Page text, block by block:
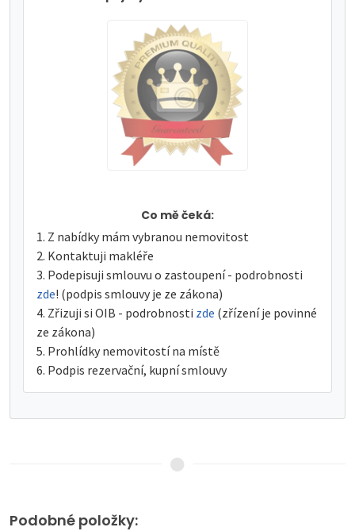
Co mě čeká:
Z nabídky mám vybranou nemovitost
Kontaktuji makléře
Podepisuji smlouvu o zastoupení - podrobnosti
zde! (podpis smlouvy je ze zákona)
Zřizuji si OIB - podrobnosti zde (zřízení je povinné
ze zákona)
Prohlídky nemovitostí na místě
Podpis rezervační, kupní smlouvy
Podobné položky: